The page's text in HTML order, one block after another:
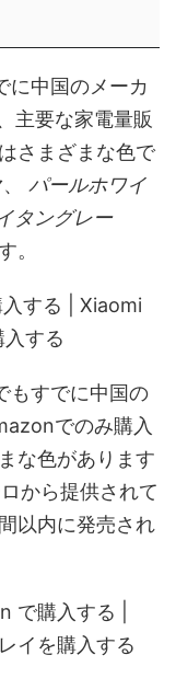
に中国のメーカ
主要な家電量販
さまざまな色で
、 パールホワイ
タングレー
。
する | Xiaomi
する
もすでに中国の
でのみ購入
な色があります
から提供されて
以内に発売され
で購入する |
イを購入する